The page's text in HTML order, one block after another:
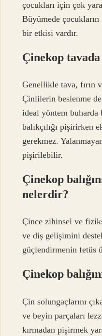
çocukları için çok
Büyümede
bir etkisi vardır.
Çinekop
Genellikle tava, fırın
Çinlilerin beslenme
ideal yöntem buharda
balıkçılığı pişirirken
gerekmez.
pişirilebilir.
Çinekop
nelerdir?
Çince zihinsel ve
ve diş gelişimini
güçlendirmenin fetüs
Çinekop
Çin solungaçlarını
ve beyin parçaları
kırmadan pişirmek